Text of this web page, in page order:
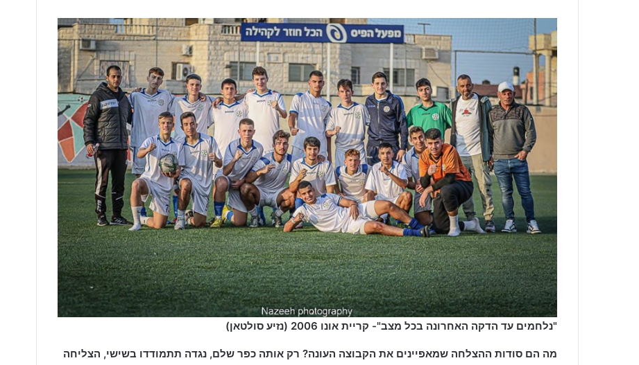
"נלחמים עד הדקה האחרונה בכל מצב"- קריית אונו 2006 (נזיע סולטאן)
מה הם סודות ההצלחה שמאפיינים את הקבוצה העונה? רק אותה כפר שלם, נגדה תתמודדו בשישי, הצליחה